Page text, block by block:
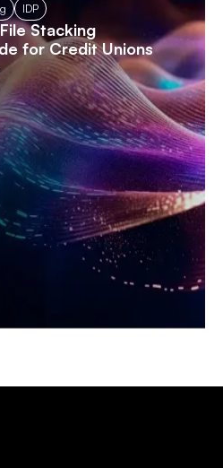
IDP
Stacking
for Credit Unions